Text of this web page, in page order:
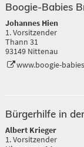
Boogie-Babies
Johannes Hien
1. Vorsitzender
Thann 31
93149 Nittenau
www.boogie-
Bürgerhilfe in
Albert Krieger
1. Vorsitzender